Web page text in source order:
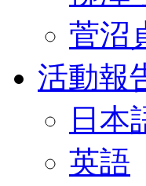
菅沼
活動報
日本
英語